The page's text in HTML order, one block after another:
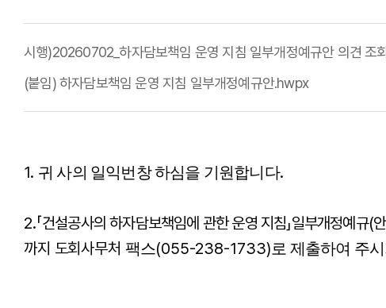
시행)20260702_하자담보책임 운영 지침 일부개정예규안 의견 조
(붙임) 하자담보책임 운영 지침 일부개정예규안.hwpx
1. 귀 사의 일익번창 하심을 기원합니다.
2.「건설공사의 하자담보책임에 관한 운영 지침」일부개정예규(안
까지 도회사무처 팩스(055-238-1733)로 제출하여 주